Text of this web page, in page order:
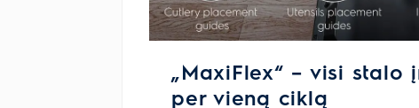
„MaxiFlex“ – visi stalo
per vieną ciklą